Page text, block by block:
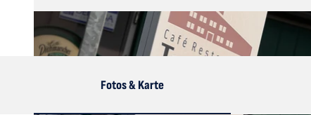
Fotos & Karte